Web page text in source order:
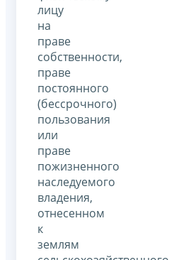
лицу
на
праве
собственности,
праве
постоянного
(бессрочного)
пользования
или
праве
пожизненного
наследуемого
владения,
отнесенном
к
землям